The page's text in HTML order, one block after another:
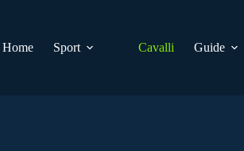
Home
Sport Cavalli Guide